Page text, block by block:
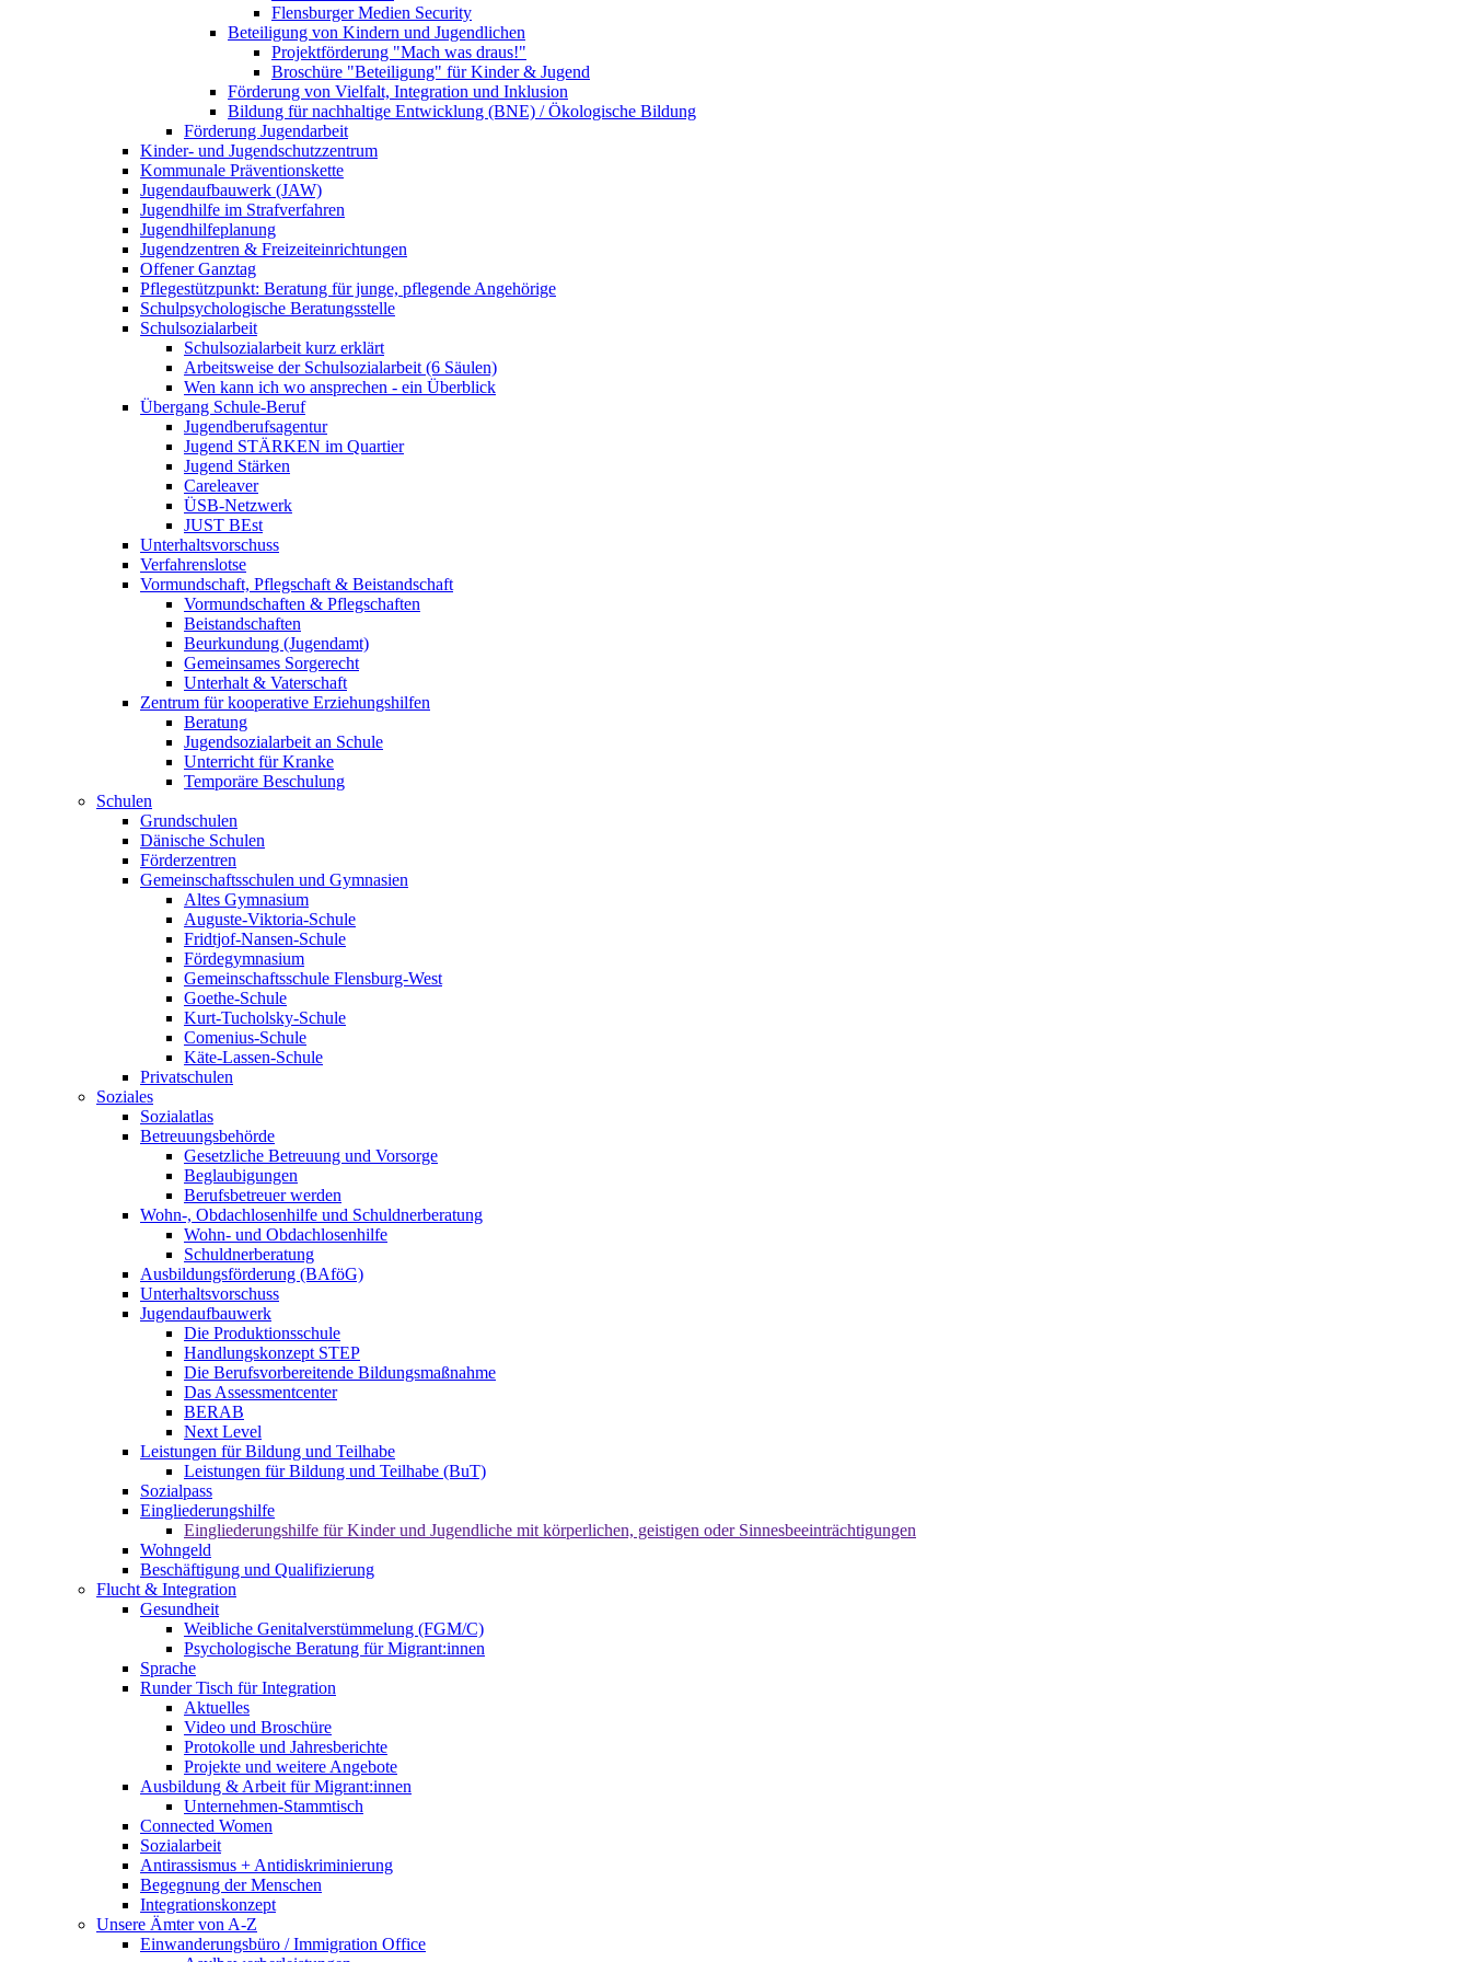
Flensburger Medien Security
Beteiligung von Kindern und Jugendlichen
Projektförderung "Mach was draus!"
Broschüre "Beteiligung" für Kinder & Jugend
Förderung von Vielfalt, Integration und Inklusion
Bildung für nachhaltige Entwicklung (BNE) / Ökologische Bildung
Förderung Jugendarbeit
Kinder- und Jugendschutzzentrum
Kommunale Präventionskette
Jugendaufbauwerk (JAW)
Jugendhilfe im Strafverfahren
Jugendhilfeplanung
Jugendzentren & Freizeiteinrichtungen
Offener Ganztag
Pflegestützpunkt: Beratung für junge, pflegende Angehörige
Schulpsychologische Beratungsstelle
Schulsozialarbeit
Schulsozialarbeit kurz erklärt
Arbeitsweise der Schulsozialarbeit (6 Säulen)
Wen kann ich wo ansprechen - ein Überblick
Übergang Schule-Beruf
Jugendberufsagentur
Jugend STÄRKEN im Quartier
Jugend Stärken
Careleaver
ÜSB-Netzwerk
JUST BEst
Unterhaltsvorschuss
Verfahrenslotse
Vormundschaft, Pflegschaft & Beistandschaft
Vormundschaften & Pflegschaften
Beistandschaften
Beurkundung (Jugendamt)
Gemeinsames Sorgerecht
Unterhalt & Vaterschaft
Zentrum für kooperative Erziehungshilfen
Beratung
Jugendsozialarbeit an Schule
Unterricht für Kranke
Temporäre Beschulung
Schulen
Grundschulen
Dänische Schulen
Förderzentren
Gemeinschaftsschulen und Gymnasien
Altes Gymnasium
Auguste-Viktoria-Schule
Fridtjof-Nansen-Schule
Fördegymnasium
Gemeinschaftsschule Flensburg-West
Goethe-Schule
Kurt-Tucholsky-Schule
Comenius-Schule
Käte-Lassen-Schule
Privatschulen
Soziales
Sozialatlas
Betreuungsbehörde
Gesetzliche Betreuung und Vorsorge
Beglaubigungen
Berufsbetreuer werden
Wohn-, Obdachlosenhilfe und Schuldnerberatung
Wohn- und Obdachlosenhilfe
Schuldnerberatung
Ausbildungsförderung (BAföG)
Unterhaltsvorschuss
Jugendaufbauwerk
Die Produktionsschule
Handlungskonzept STEP
Die Berufsvorbereitende Bildungsmaßnahme
Das Assessmentcenter
BERAB
Next Level
Leistungen für Bildung und Teilhabe
Leistungen für Bildung und Teilhabe (BuT)
Sozialpass
Eingliederungshilfe
Eingliederungshilfe für Kinder und Jugendliche mit körperlichen, geistigen oder Sinnesbeeinträchtigungen
Wohngeld
Beschäftigung und Qualifizierung
Flucht & Integration
Gesundheit
Weibliche Genitalverstümmelung (FGM/C)
Psychologische Beratung für Migrant:innen
Sprache
Runder Tisch für Integration
Aktuelles
Video und Broschüre
Protokolle und Jahresberichte
Projekte und weitere Angebote
Ausbildung & Arbeit für Migrant:innen
Unternehmen-Stammtisch
Connected Women
Sozialarbeit
Antirassismus + Antidiskriminierung
Begegnung der Menschen
Integrationskonzept
Unsere Ämter von A-Z
Einwanderungsbüro / Immigration Office